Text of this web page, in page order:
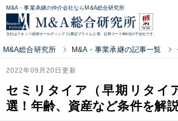
M&A・事業承継の仲介会社ならM&A総合研究所
当社はクオンツ総研ホールディングス(東証プライム上場、証券コード9552)の子会社です。
M&A総合研究所 M&A・事業承継の記事一覧
2022年09月20日更新
セミリタイア（早期リタイ
選！年齢、資産など条件を解説